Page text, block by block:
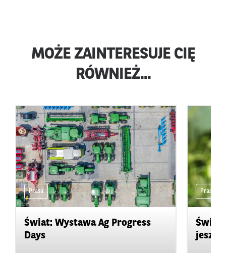
MOŻE ZAINTERESUJE CIĘ
RÓWNIEŻ...
Prasa
Świat: Wystawa Ag Progress
Days
Prasa
Świat: